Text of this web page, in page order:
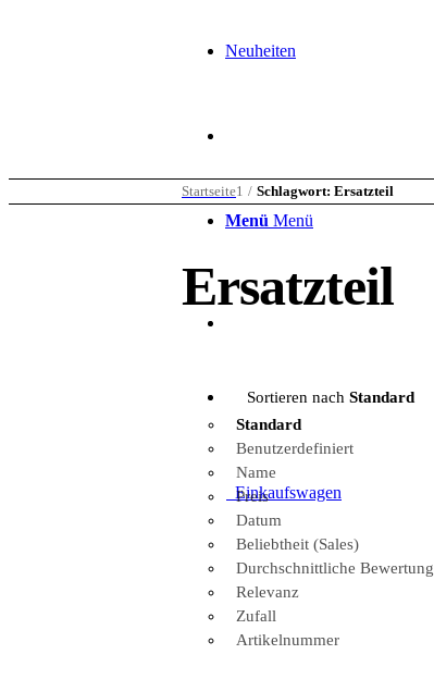
Neuheiten
Menü Menü
Einkaufswagen
Startseite1 / Schlagwort: Ersatzteil
Ersatzteil
Sortieren nach Standard
Standard
Benutzerdefiniert
Name
Preis
Datum
Beliebtheit (Sales)
Durchschnittliche Bewertung
Relevanz
Zufall
Artikelnummer